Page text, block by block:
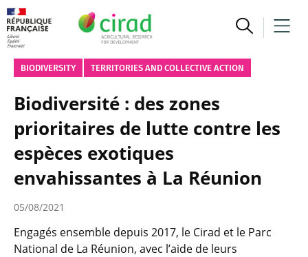
BIODIVERSITY TERRITORIES AND COLLECTIVE ACTION
Biodiversité : des zones
prioritaires de lutte contre les
espèces exotiques
envahissantes à La Réunion
05/08/2021
Engagés ensemble depuis 2017, le Cirad et le Parc
National de La Réunion, avec l’aide de leurs